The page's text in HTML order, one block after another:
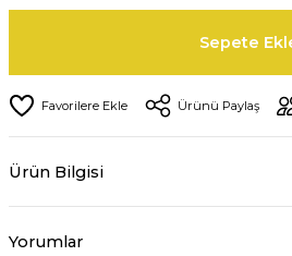
Sepete
Ürünü Paylaş
Ürün Bilgisi
Yorumlar